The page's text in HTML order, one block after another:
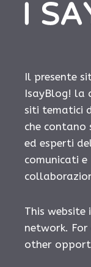
Il presente
IsayBlog! la
siti tematici
che
ed esperti
comunicati e
This
network. For
other